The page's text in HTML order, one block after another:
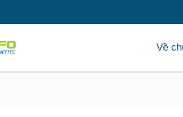
Về